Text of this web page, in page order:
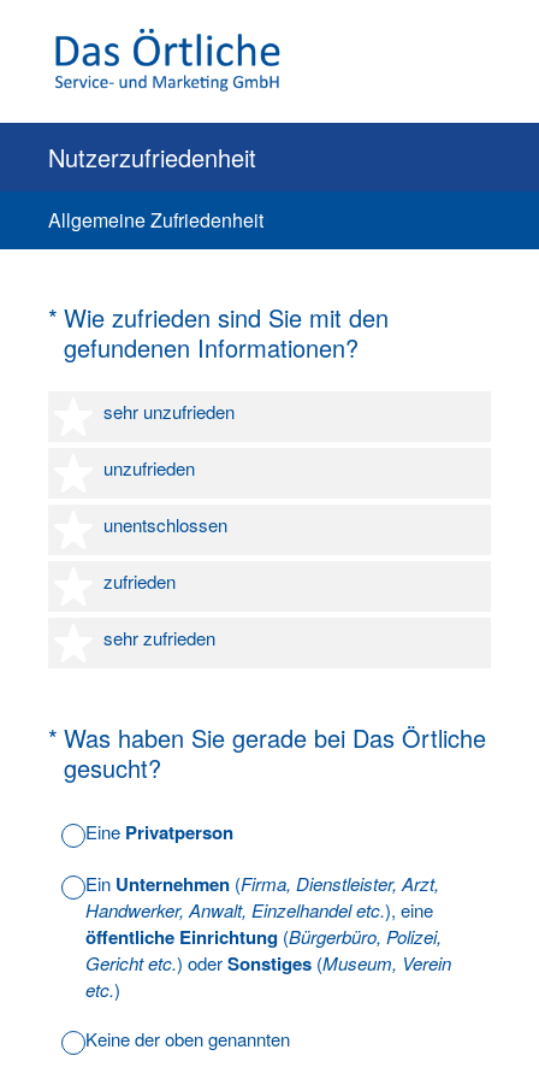
Nutzerzufriedenheit
Allgemeine Zufriedenheit
* Wie zufrieden sind Sie mit den
gefundenen Informationen?
(Erforderlich.)
sehr unzufrieden
1 Stern
unzufrieden
2 Sterne
unentschlossen
3 Sterne
zufrieden
4 Sterne
sehr zufrieden
5 Sterne
* Was haben Sie gerade bei Das Örtliche
gesucht?
(Erforderlich.)
Eine Privatperson
Ein Unternehmen (Firma, Dienstleister, Arzt,
Handwerker, Anwalt, Einzelhandel etc.), eine
öffentliche Einrichtung (Bürgerbüro, Polizei,
Gericht etc.) oderSonstiges (Museum, Verein
etc.)
Keine der oben genannten